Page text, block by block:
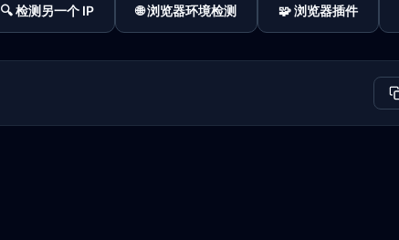
🔍 检测另一个 IP 🌐 浏览器环境检测 🧩 浏览器插件